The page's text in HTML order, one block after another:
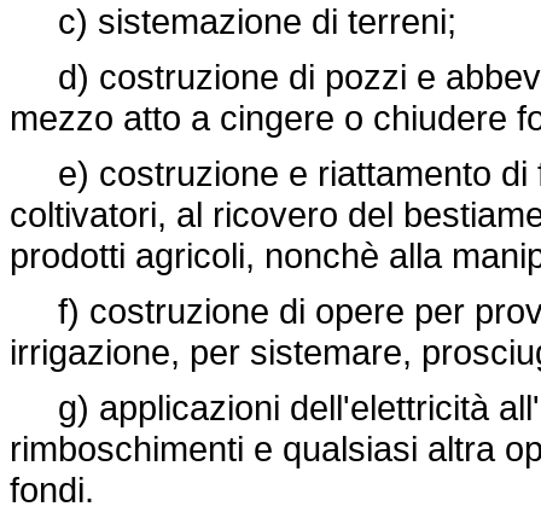
c) sistemazione di terreni;
d) costruzione di pozzi e
mezzo atto a cingere o chiudere
e) costruzione e riattamento di
coltivatori, al ricovero del
prodotti agricoli, nonchè alla
f) costruzione di opere per
irrigazione, per sistemare,
g) applicazioni dell'elettricità
rimboschimenti e qualsiasi altra
fondi.